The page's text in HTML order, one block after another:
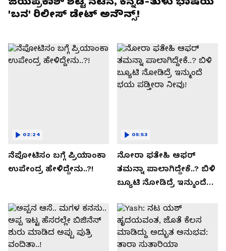
'ಬನ' ರಿಲೀಸ್ ಡೇಟ್ ಅನೌನ್ಸ್!
ನೆಪೋಟಿಸಂ ಬಗ್ಗೆ ಪ್ರಿಯಾಂಕಾ
ಉಪೇಂದ್ರ ಹೇಳಿದ್ದೇನು..?!
02:24
ನೋರಾ ಫತೇಹಿ ಆಫರ್​
ತಮನ್ನಾ ಪಾಲಾಗಿದ್ದೇಕೆ..? ಬಿಳಿ
ಬ್ಯೂಟಿ ನೋಡಿದ್ರೆ ಇನ್ಮುಂದೆ
05:53